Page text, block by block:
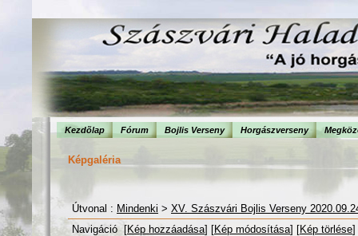
Kezdõlap Fórum Bojlis Verseny Horgászverseny
Képgaléria
Útvonal : Mindenki > XV. Szászvári Bojlis Verseny
Navigáció [Kép hozzáadása] [Kép módosítása] [Kép törlése]